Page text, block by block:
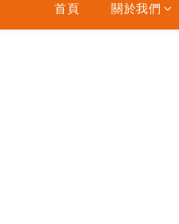
首頁 關於我們